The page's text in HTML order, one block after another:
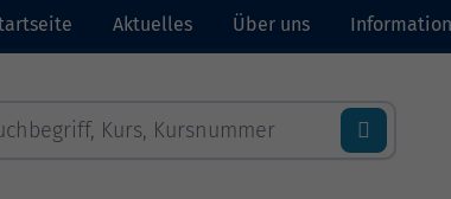
Aktuelles Über uns